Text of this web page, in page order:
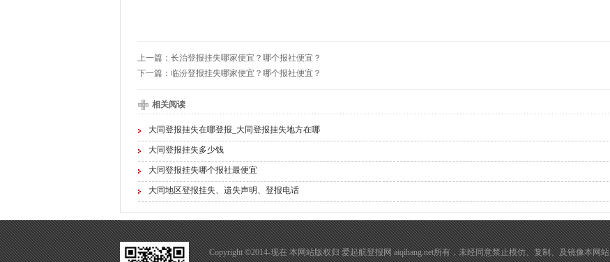
上一篇： 长治登报挂失哪家便宜？哪个报社便宜？
下一篇： 临汾登报挂失哪家便宜？哪个报社便宜？
相关阅读
大同登报挂失在哪登报_大同登报挂失地方在哪
大同登报挂失多少钱
大同登报挂失哪个报社最便宜
大同地区登报挂失、遗失声明、登报电话
Copyright ©2014-现在 本网站版权归 爱起航登报网 aiqihang.net所有，未经同意禁止模仿、复制、及镜像本网站